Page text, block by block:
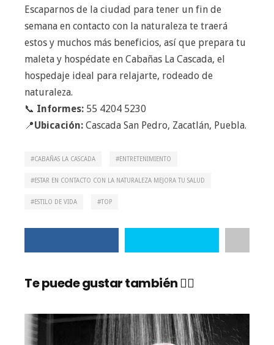
Escaparnos de la ciudad para tener un fin de
semana en contacto con la naturaleza te traerá
estos y muchos más beneficios, así que prepara tu
maleta y hospédate en Cabañas La Cascada, el
hospedaje ideal para relajarte, rodeado de
naturaleza.
📞 Informes: 55 4204 5230
📍Ubicación: Cascada San Pedro, Zacatlán, Puebla.
CABAÑAS LA CASCADA ENTRETENIMIENTO
ESTAR EN CONTACTO CON LA NATURALEZA MEJORA TU SALUD
ESTILO DE VIDA TOP
Te puede gustar también 👇🏼